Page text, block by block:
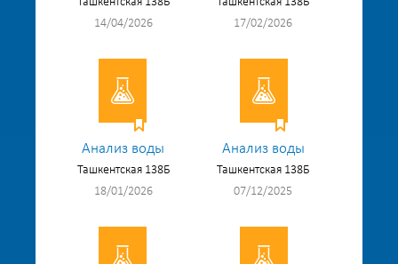
14/04/2026
17/02/2026
Анализ воды
Ташкентская 138Б
18/01/2026
Анализ воды
Ташкентская 138Б
07/12/2025